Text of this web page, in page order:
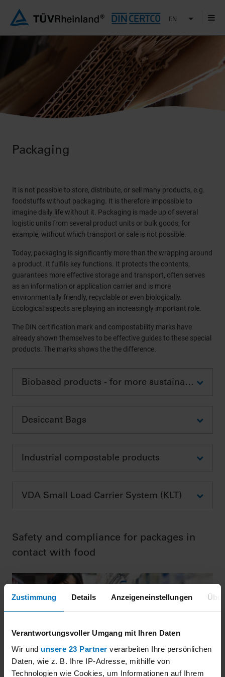
Zustimmung Details Anzeigeneinstellungen
Verantwortungsvoller Umgang mit Ihren Daten
Wir und unsere 23 Partner verarbeiten Ihre persönlichen
Daten, wie z. B. Ihre IP-Adresse, mithilfe von
Technologien wie Cookies, um Informationen auf Ihrem
EN
Packaging
It is not possible to store, distribute, or sell many products, e.g.
foodstuffs without packaging. It is therefore impossible to
imagine daily life without it. Packaging is made up of several
logistic units from several product units or bulk goods, for
example, without which transport or sale is not possible.
Today, packaging is significantly more than the wrapping around
a product. It fulfils key functions. It protects the contents,
guarantees more effective storage and transport, often serves
as an information or application carrier and is more
environmentally friendly, recyclable or even biologically.
Ecological aspects are playing an increasingly important role.
The DIN certification mark and compostability marks have
already shown themselves to be effective guides to these special
products. The marks shows the the difference.
Biobased products - for more sustainability
Desiccant Bags
Industrial compostable products
VDA Small Load Carrier System (KLT)
Safety and compliance for packages in
contact with food
The food packaging industry is facing a dynamic legal